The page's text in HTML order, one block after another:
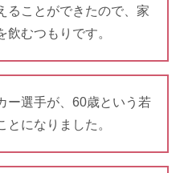
ることができたので、家
むつもりです。
ー選手が、60歳という若
になりました。